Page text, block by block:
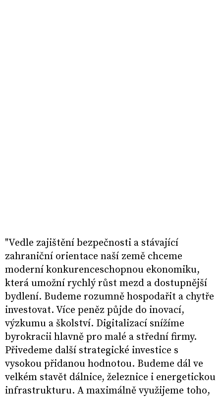
"Vedle zajištění bezpečnosti a stávající
zahraniční orientace naší země chceme
moderní konkurenceschopnou ekonomiku,
která umožní rychlý růst mezd a dostupnější
bydlení. Budeme rozumně hospodařit a chytře
investovat. Více peněz půjde do inovací,
výzkumu a školství. Digitalizací snížíme
byrokracii hlavně pro malé a střední firmy.
Přivedeme další strategické investice s
vysokou přidanou hodnotou. Budeme dál ve
velkém stavět dálnice, železnice i energetickou
infrastrukturu. A maximálně využijeme toho,